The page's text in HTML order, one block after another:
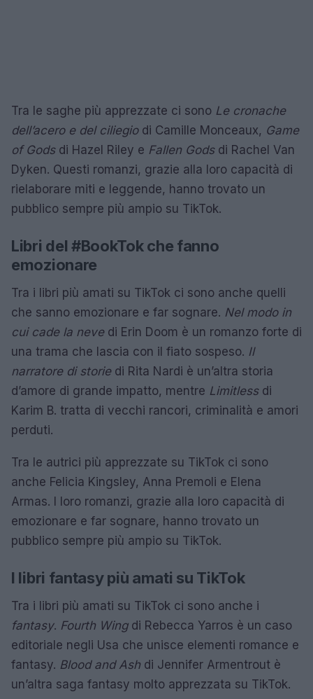
Tra le saghe più apprezzate ci sono Le cronache
dell’acero e del ciliegiodi Camille Monceaux, Game
of Godsdi Hazel Riley e Fallen Godsdi Rachel Van
Dyken. Questi romanzi, grazie alla loro capacità di
rielaborare miti e leggende, hanno trovato un
pubblico sempre più ampio su TikTok.
Libri del #BookTok che fanno
emozionare
Tra i libri più amati su TikTok ci sono anche quelli
che sanno emozionare e far sognare. Nel modo in
cui cade la nevedi Erin Doom è un romanzo forte di
una trama che lascia con il fiato sospeso. Il
narratore di storiedi Rita Nardi è un’altra storia
d’amore di grande impatto, mentre Limitlessdi
Karim B. tratta di vecchi rancori, criminalità e amori
perduti.
Tra le autrici più apprezzate su TikTok ci sono
anche Felicia Kingsley, Anna Premoli e Elena
Armas. I loro romanzi, grazie alla loro capacità di
emozionare e far sognare, hanno trovato un
pubblico sempre più ampio su TikTok.
I libri fantasy più amati su TikTok
Tra i libri più amati su TikTok ci sono anche i
fantasy. Fourth Wingdi Rebecca Yarros è un caso
editoriale negli Usa che unisce elementi romance e
fantasy. Blood and Ash di Jennifer Armentrout è
un’altra saga fantasy molto apprezzata su TikTok.